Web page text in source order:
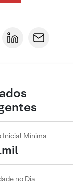
Inicial Mínima
no Dia